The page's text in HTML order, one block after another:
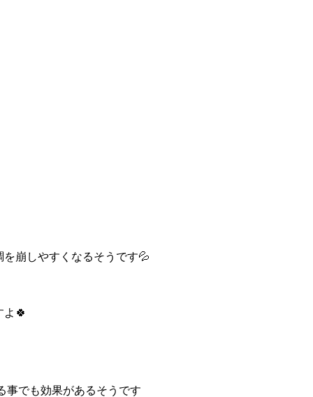
崩しやすくなるそうです💦
よ 🍀
事でも効果があるそうです